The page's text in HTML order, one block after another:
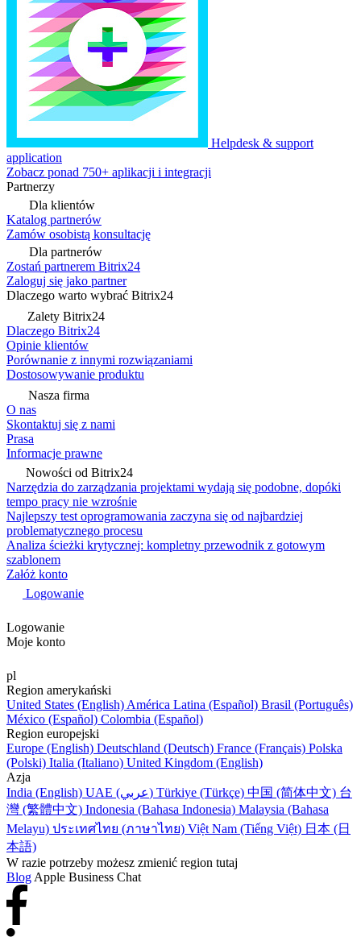
Helpdesk & support
application
Zobacz ponad 750+ aplikacji i integracji
Partnerzy
Dla klientów
Katalog partnerów
Zamów osobistą konsultację
Dla partnerów
Zostań partnerem Bitrix24
Zaloguj się jako partner
Dlaczego warto wybrać Bitrix24
Zalety Bitrix24
Dlaczego Bitrix24
Opinie klientów
Porównanie z innymi rozwiązaniami
Dostosowywanie produktu
Nasza firma
O nas
Skontaktuj się z nami
Prasa
Informacje prawne
Nowości od Bitrix24
Narzędzia do zarządzania projektami wydają się podobne, dopóki
tempo pracy nie wzrośnie
Najlepszy test oprogramowania zaczyna się od najbardziej
problematycznego procesu
Analiza ścieżki krytycznej: kompletny przewodnik z gotowym
szablonem
Załóż konto
Logowanie
Logowanie
Moje konto
pl
Region amerykański
United States (English) América Latina (Español) Brasil (Português)
México (Español) Colombia (Español)
Region europejski
Europe (English) Deutschland (Deutsch) France (Français) Polska
(Polski) Italia (Italiano) United Kingdom (English)
Azja
India (English)
UAE (عربي) Türkiye (Türkçe) 中国 (简体中文) 台
灣 (繁體中文) Indonesia (Bahasa Indonesia) Malaysia (Bahasa
Melayu) ประเทศไทย (ภาษาไทย) Việt Nam (Tiếng Việt) 日本 (日
本語)
W razie potrzeby możesz zmienić region tutaj
Blog Apple Business Chat